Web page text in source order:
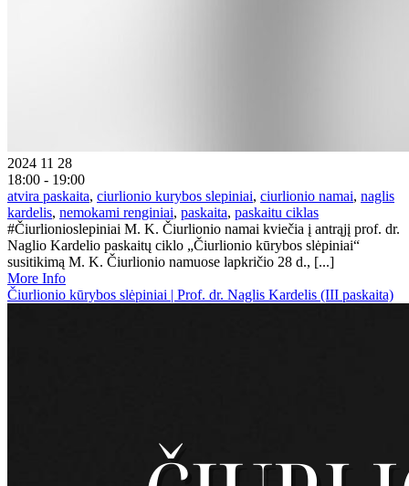
2024 11 28
18:00 - 19:00
atvira paskaita, ciurlionio kurybos slepiniai, ciurlionio namai, naglis
kardelis, nemokami renginiai, paskaita, paskaitu ciklas
#Čiurlionioslepiniai M. K. Čiurlionio namai kviečia į antrąjį prof. dr.
Naglio Kardelio paskaitų ciklo „Čiurlionio kūrybos slėpiniai“
susitikimą M. K. Čiurlionio namuose lapkričio 28 d., [...]
More Info
Čiurlionio kūrybos slėpiniai | Prof. dr. Naglis Kardelis (III paskaita)